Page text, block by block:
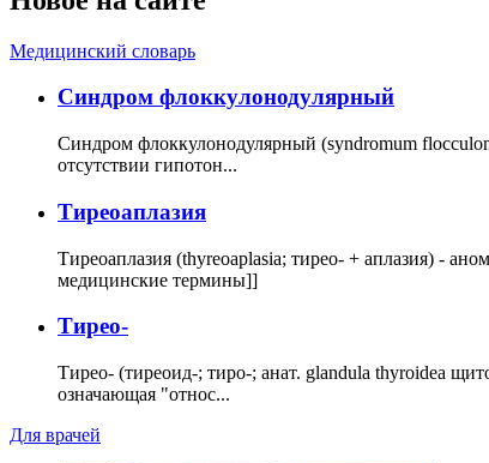
Медицинский словарь
Cиндром флоккулонодулярный
Синдром флоккулонодулярный (syndromum
отсутствии гипотон...
Тиреоаплазия
Тиреоаплазия (thyreoaplasia; тирео- + аплазия) -
медицинские термины]]
Тирео-
Тирео- (тиреоид-; тиро-; анат. glandula thyroidea
означающая "относ...
Для врачей